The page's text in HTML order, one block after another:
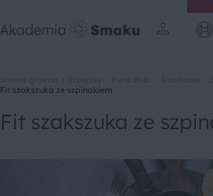
Fit szakszuka ze szpinakiem
Fit szakszuka ze